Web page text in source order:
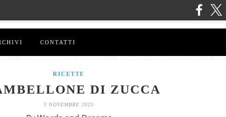
CONTATTI
RICETTE
DI ZUCCA
3 NOVEMBRE 2023